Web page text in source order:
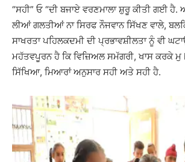
“ਸਹੀ” ਓ “ਦੀ ਬਜਾਏ ਵਰਣਮਾਲਾ ਸ਼ੁਰੂ ਕੀਤੀ ਗਈ
ਲੀਆਂ ਗਲਤੀਆਂ ਨਾ ਸਿਰਫ ਨੌਜਵਾਨ ਸਿੱਖਣ ਵਾਲੇ,
ਸਾਖਰਤਾ ਪਹਿਲਕਦਮੀ ਦੀ ਪ੍ਰਭਾਵਸ਼ੀਲਤਾ ਨੂੰ ਵੀ
ਮਹੱਤਵਪੂਰਨ ਹੈ ਕਿ ਵਿਜ਼ਿਅਲ ਸਮੱਗਰੀ, ਖਾਸ ਕਰਕੇ ਮੁ
ਸਿੱਖਿਆ, ਮਿਆਰਾਂ ਅਨੁਸਾਰ ਸਹੀ ਅਤੇ ਸਹੀ ਹੈ.